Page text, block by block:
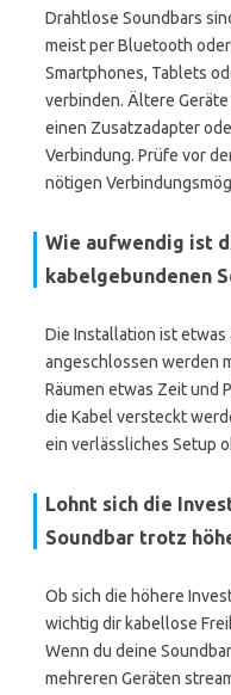
Drahtlose Soundbars
meist per Bluetooth
Smartphones, Tablets
verbinden. Ältere
einen Zusatzadapter
Verbindung. Prüfe vor
nötigen
Wie aufwendig ist
kabelgebundenen
Die Installation ist etwas
angeschlossen werden
Räumen etwas Zeit und
die Kabel versteckt
ein verlässliches Setup
Lohnt sich die
Soundbar trotz
Ob sich die höhere
wichtig dir kabellose
Wenn du deine
mehreren Geräten